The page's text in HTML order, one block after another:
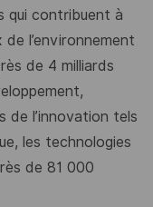
qui contribuent à
l’environnement
de 4 milliards
de l’innovation tels
les technologies
de 81 000